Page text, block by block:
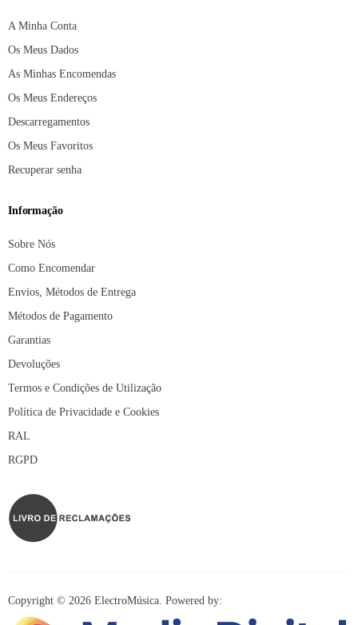
A Minha Conta
Os Meus Dados
As Minhas Encomendas
Os Meus Endereços
Descarregamentos
Os Meus Favoritos
Recuperar senha
Informação
Sobre Nós
Como Encomendar
Envios, Métodos de Entrega
Métodos de Pagamento
Garantias
Devoluções
Termos e Condições de Utilização
Política de Privacidade e Cookies
RAL
RGPD
Copyright © 2026 ElectroMúsica. Powered by: